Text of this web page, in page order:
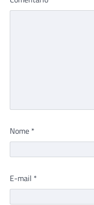
Nome *
E-mail *